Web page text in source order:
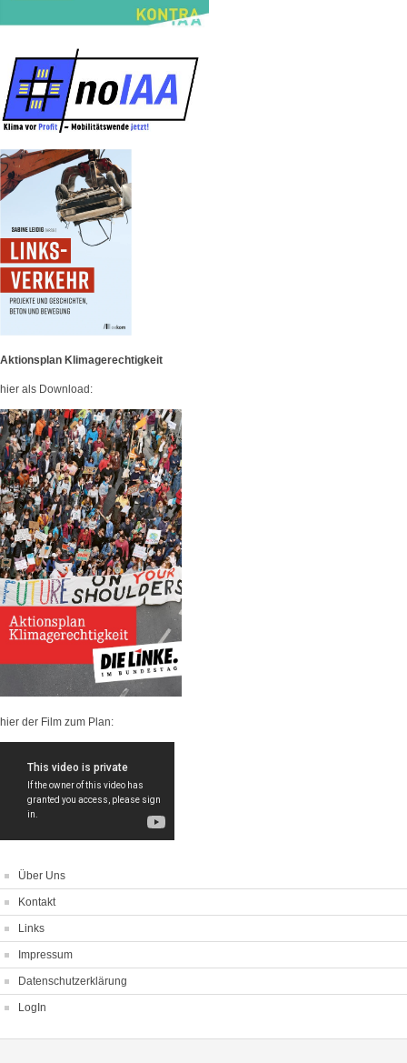
Aktionsplan Klimagerechtigkeit
hier als Download:
hier der Film zum Plan:
Über Uns
Kontakt
Links
Impressum
Datenschutzerklärung
LogIn